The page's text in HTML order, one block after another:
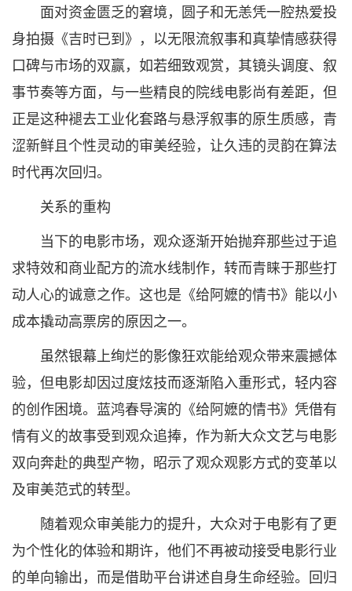
面对资金匮乏的窘境，圆子和无恙凭一腔热爱投
身拍摄《吉时已到》，以无限流叙事和真挚情感获得
口碑与市场的双赢，如若细致观赏，其镜头调度、叙
事节奏等方面，与一些精良的院线电影尚有差距，但
正是这种褪去工业化套路与悬浮叙事的原生质感，青
涩新鲜且个性灵动的审美经验，让久违的灵韵在算法
时代再次回归。
关系的重构
当下的电影市场，观众逐渐开始抛弃那些过于追
求特效和商业配方的流水线制作，转而青睐于那些打
动人心的诚意之作。这也是《给阿嬷的情书》能以小
成本撬动高票房的原因之一。
虽然银幕上绚烂的影像狂欢能给观众带来震撼体
验，但电影却因过度炫技而逐渐陷入重形式，轻内容
的创作困境。蓝鸿春导演的《给阿嬷的情书》凭借有
情有义的故事受到观众追捧，作为新大众文艺与电影
双向奔赴的典型产物，昭示了观众观影方式的变革以
及审美范式的转型。
随着观众审美能力的提升，大众对于电影有了更
为个性化的体验和期许，他们不再被动接受电影行业
的单向输出，而是借助平台讲述自身生命经验。回归